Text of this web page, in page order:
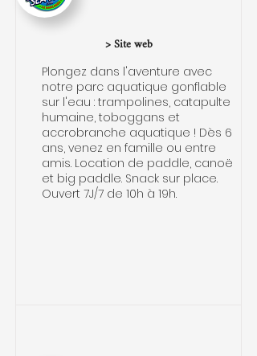
Plongez dans l'aventure avec
notre parc aquatique gonflable
sur l'eau : trampolines, catapulte
humaine, toboggans et
accrobranche aquatique ! Dès 6
ans, venez en famille ou entre
amis. Location de paddle, canoë
et big paddle. Snack sur place.
Ouvert 7J/7 de 10h à 19h.
> Site web